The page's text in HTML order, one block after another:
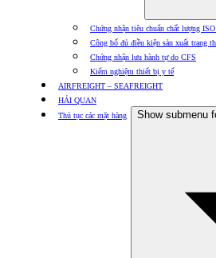
Chứng nhận tiêu chuẩn chất lượng
Công bố đủ điều kiện sản xuất trang
Chứng nhận lưu hành tự do CFS
Kiểm nghiệm thiết bị y tế
AIRFREIGHT – SEAFREIGHT
HẢI QUAN
Thủ tục các mặt hàng
Show submenu